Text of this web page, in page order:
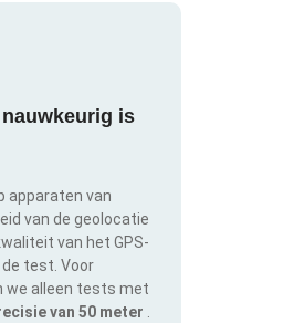
is
apparaten van
van de geolocatie
van het GPS-
test. Voor
we alleen tests met
van 50 meter